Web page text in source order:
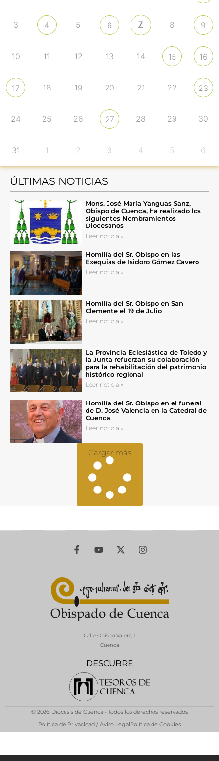
3 4 5 6 7 8 9
10 11 12 13 14 15 16
17 18 19 20 21 22 23
24 25 26 27 28 29 30
31 1 2 3 4 5 6
ÚLTIMAS NOTICIAS
Mons. José María Yanguas Sanz,
Obispo de Cuenca, ha realizado los
siguientes Nombramientos
Diocesanos
Leer noticia »
Homilía del Sr. Obispo en las
Exequias de Isidoro Gómez Cavero
Leer noticia »
Homilía del Sr. Obispo en San
Clemente el 19 de Julio
Leer noticia »
La Provincia Eclesiástica de Toledo y
la Junta refuerzan su colaboración
para la rehabilitación del patrimonio
histórico regional
Leer noticia »
Homilía del Sr. Obispo en el funeral
de D. José Valencia en la Catedral de
Cuenca
Leer noticia »
Cargar más
DESCUBRE
Calle Obispo Valero, 1
Cuenca
© 2026 Diócesis de Cuenca - Todos los derechos reservados
Política de Privacidad / Aviso LegalPolítica de Cookies